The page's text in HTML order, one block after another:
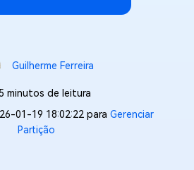
Guilherme Ferreira
5 minutos de leitura
01-19 18:02:22 para Gerenciar
Partição